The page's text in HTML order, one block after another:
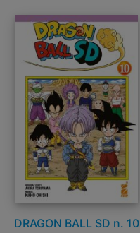
DRAGON BALL SD n. 10